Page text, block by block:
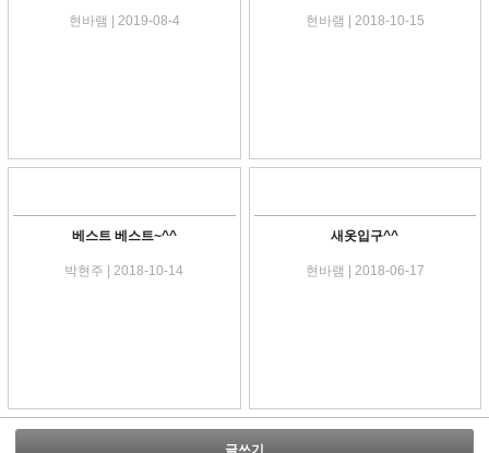
현바램 | 2019-08-4 현바램 | 2018-10-15
베스트 베스트~^^
박현주 | 2018-10-14
새옷입구^^
현바램 | 2018-06-17
글쓰기